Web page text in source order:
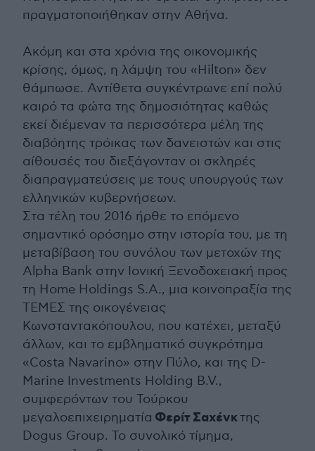
πραγματοποιήθηκαν στην Αθήνα.
Ακόμη και στα χρόνια της οικονομικής
κρίσης, όμως, η λάμψη του «Hilton» δεν
θάμπωσε. Αντίθετα συγκέντρωνε επί πολύ
καιρό τα φώτα της δημοσιότητας καθώς
εκεί διέμεναν τα περισσότερα μέλη της
διαβόητης τρόικας των δανειστών και στις
αίθουσές του διεξάγονταν οι σκληρές
διαπραγματεύσεις με τους υπουργούς των
ελληνικών κυβερνήσεων.
Στα τέλη του 2016 ήρθε το επόμενο
σημαντικό ορόσημο στην ιστορία του, με τη
μεταβίβαση του συνόλου των μετοχών της
Alpha Bank στην Ιονική Ξενοδοχειακή προς
τη Home Holdings S.A., μια κοινοπραξία της
ΤΕΜΕΣ της οικογένειας
Κωνσταντακόπουλου, που κατέχει, μεταξύ
άλλων, και το εμβληματικό συγκρότημα
«Costa Navarino» στην Πύλο, και της D-
Marine Investments Holding B.V.,
συμφερόντων του Τούρκου
μεγαλοεπιχειρηματία Φερίτ Σαχένκτης
Dogus Group. Το συνολικό τίμημα,